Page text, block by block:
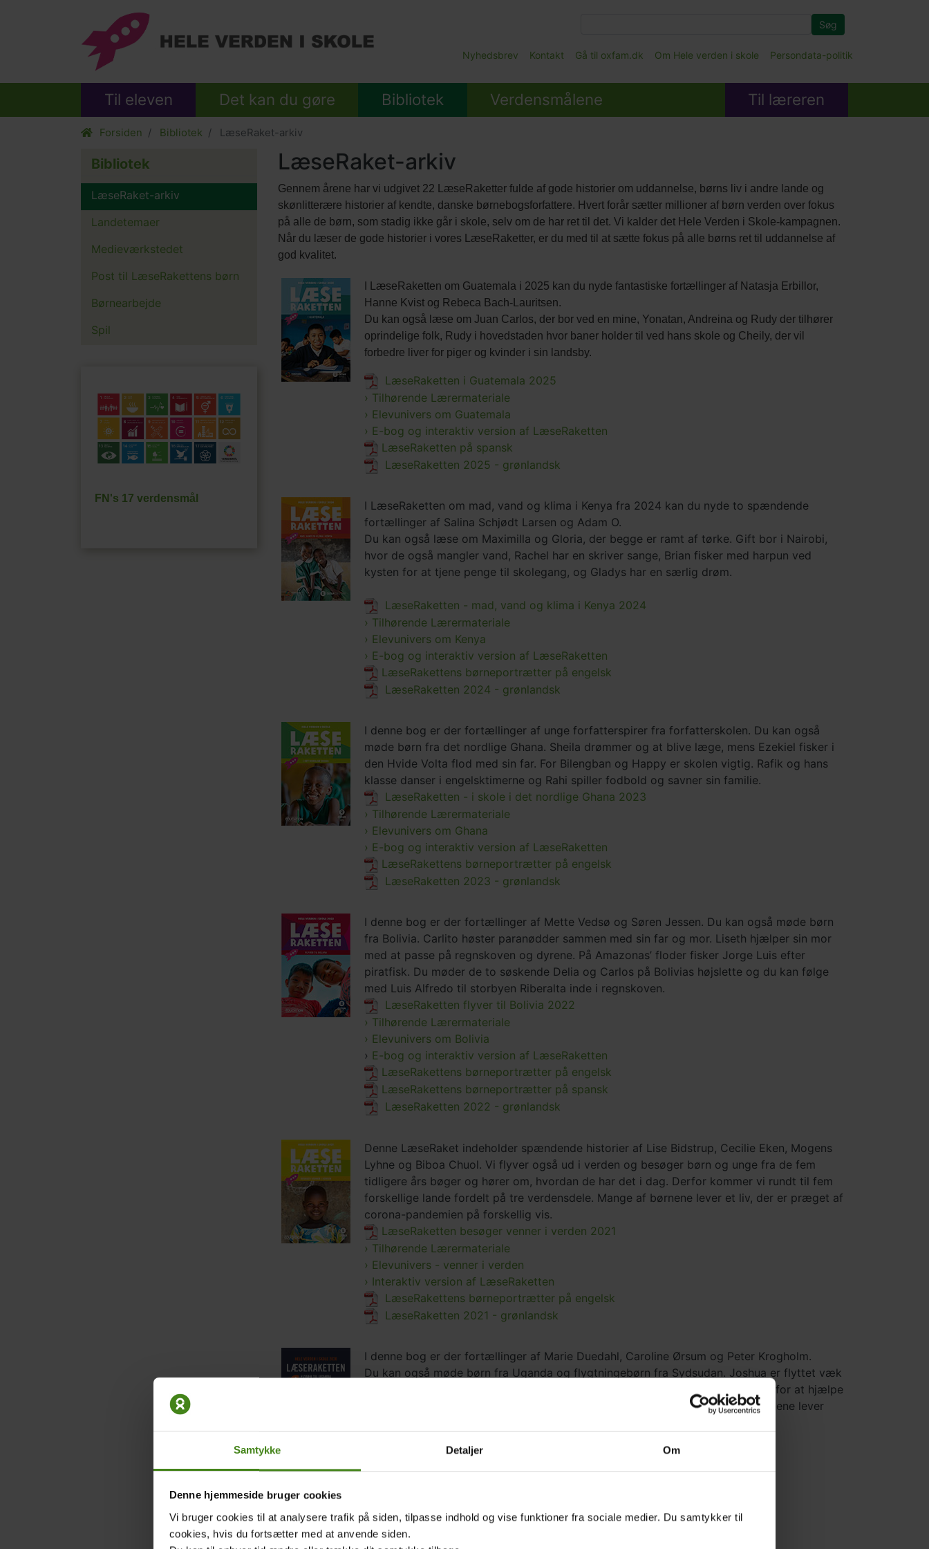
Samtykke Detaljer Om
Denne hjemmeside bruger cookies
Vi bruger cookies til at analysere trafik på siden, tilpasse indhold og vise funktioner fra sociale medier. Du samtykker til
cookies, hvis du fortsætter med at anvende siden.
Main
Submenu
Nyhedsbrev Kontakt Gå til oxfam.dk Om Hele verden i skole Persondata-politik
Søg
Til eleven Det kan du gøre Bibliotek Verdensmålene Til læreren
Forsiden Bibliotek LæseRaket-arkiv
LæseRaket-arkiv
Gennem årene har vi udgivet 22 LæseRaketter fulde af gode historier om uddannelse, børns liv i andre lande og
skønlitterære historier af kendte, danske børnebogsforfattere. Hvert forår sætter millioner af børn verden over fokus
på alle de børn, som stadig ikke går i skole, selv om de har ret til det. Vi kalder det Hele Verden i Skole-kampagnen.
Når du læser de gode historier i vores LæseRaketter, er du med til at sætte fokus på alle børns ret til uddannelse af
god kvalitet.
I LæseRaketten om Guatemala i 2025 kan du nyde fantastiske fortællinger af Natasja Erbillor,
Hanne Kvist og Rebeca Bach-Lauritsen.
Du kan også læse om Juan Carlos, der bor ved en mine, Yonatan, Andreina og Rudy der tilhører
oprindelige folk, Rudy i hovedstaden hvor baner holder til ved hans skole og Cheily, der vil
forbedre liver for piger og kvinder i sin landsby.
LæseRaketten i Guatemala 2025
› Tilhørende Lærermateriale
› Elevunivers om Guatemala
› E-bog og interaktiv version af LæseRaketten
LæseRaketten på spansk
LæseRaketten 2025 - grønlandsk
I LæseRaketten om mad, vand og klima i Kenya fra 2024 kan du nyde to spændende
fortællinger af Salina Schjødt Larsen og Adam O.
Du kan også læse om Maximilla og Gloria, der begge er ramt af tørke. Gift bor i Nairobi,
hvor de også mangler vand, Rachel har en skriver sange, Brian fisker med harpun ved
kysten for at tjene penge til skolegang, og Gladys har en særlig drøm.
LæseRaketten - mad, vand og klima i Kenya 2024
› Tilhørende Lærermateriale
› Elevunivers om Kenya
› E-bog og interaktiv version af LæseRaketten
LæseRakettens børneportrætter på engelsk
LæseRaketten 2024 - grønlandsk
I denne bog er der fortællinger af unge forfatterspirer fra forfatterskolen. Du kan også
møde børn fra det nordlige Ghana. Sheila drømmer og at blive læge, mens Ezekiel fisker i
den Hvide Volta flod med sin far. For Bilengban og Happy er skolen vigtig. Rafik og hans
klasse danser i engelsktimerne og Rahi spiller fodbold og savner sin familie.
LæseRaketten - i skole i det nordlige Ghana 2023
› Tilhørende Lærermateriale
› Elevunivers om Ghana
› E-bog og interaktiv version af LæseRaketten
LæseRakettens børneportrætter på engelsk
LæseRaketten 2023 - grønlandsk
I denne bog er der fortællinger af Mette Vedsø og Søren Jessen. Du kan også møde børn
fra Bolivia. Carlito høster paranødder sammen med sin far og mor. Liseth hjælper sin mor
med at passe på regnskoven og dyrene. På Amazonas’ floder fisker Jorge Luis efter
piratfisk. Du møder de to søskende Delia og Carlos på Bolivias højslette og du kan følge
med Luis Alfredo til storbyen Riberalta inde i regnskoven.
LæseRaketten flyver til Bolivia 2022
› Tilhørende Lærermateriale
› Elevunivers om Bolivia
› E-bog og interaktiv version af LæseRaketten
LæseRakettens børneportrætter på engelsk
LæseRakettens børneportrætter på spansk
LæseRaketten 2022 - grønlandsk
Denne LæseRaket indeholder spændende historier af Lise Bidstrup, Cecilie Eken, Mogens
Lyhne og Biboa Chuol. Vi flyver også ud i verden og besøger børn og unge fra de fem
tidligere års bøger og hører om, hvordan de har det i dag. Derfor kommer vi rundt til fem
forskellige lande fordelt på tre verdensdele. Mange af børnene lever et liv, der er præget af
corona-pandemien på forskellig vis.
LæseRaketten besøger venner i verden 2021
› Tilhørende Lærermateriale
› Elevunivers - venner i verden
› Interaktiv version af LæseRaketten
LæseRakettens børneportrætter på engelsk
LæseRaketten 2021 - grønlandsk
I denne bog er der fortællinger af Marie Duedahl, Caroline Ørsum og Peter Krogholm.
Du kan også møde børn fra Uganda og flygtningebørn fra Sydsudan. Joshua er flyttet væk
fra sin mor og far for at komme i skole, og Nyirambere arbejder i majsmarken for at hjælpe
sin familie. I flygtningeområdet Palabek i det nordlige Uganda bor Esther. Børnene lever
› Tilhørende Lærermateriale
› Elevunivers om Uganda
LæseRaketten 2020 - grønlandsk
Bibliotek
LæseRaket-arkiv
Landetemaer
Medieværkstedet
Post til LæseRakettens børn
Børnearbejde
Spil
FN's 17 verdensmål